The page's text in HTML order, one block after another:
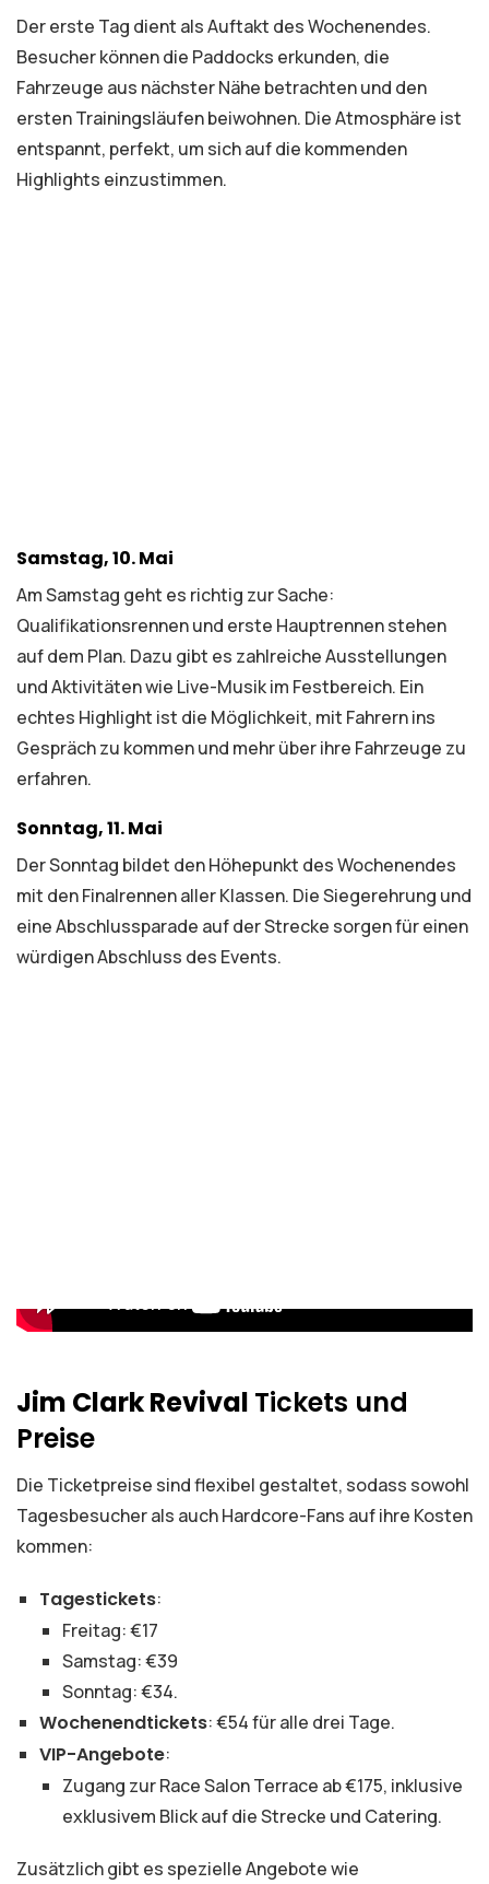
Der erste Tag dient als Auftakt des Wochenendes.
Besucher können die Paddocks erkunden, die
Fahrzeuge aus nächster Nähe betrachten und den
ersten Trainingsläufen beiwohnen. Die Atmosphäre ist
entspannt, perfekt, um sich auf die kommenden
Highlights einzustimmen.
Samstag, 10. Mai
Am Samstag geht es richtig zur Sache:
Qualifikationsrennen und erste Hauptrennen stehen
auf dem Plan. Dazu gibt es zahlreiche Ausstellungen
und Aktivitäten wie Live-Musik im Festbereich. Ein
echtes Highlight ist die Möglichkeit, mit Fahrern ins
Gespräch zu kommen und mehr über ihre Fahrzeuge zu
erfahren.
Sonntag, 11. Mai
Der Sonntag bildet den Höhepunkt des Wochenendes
mit den Finalrennen aller Klassen. Die Siegerehrung und
eine Abschlussparade auf der Strecke sorgen für einen
würdigen Abschluss des Events.
Jim Clark Revival Tickets und
Preise
Die Ticketpreise sind flexibel gestaltet, sodass sowohl
Tagesbesucher als auch Hardcore-Fans auf ihre Kosten
kommen:
Tagestickets:
Freitag: €17
Samstag: €39
Sonntag: €34.
Wochenendtickets: €54 für alle drei Tage.
VIP-Angebote:
Zugang zur Race Salon Terrace ab €175, inklusive
exklusivem Blick auf die Strecke und Catering.
Zusätzlich gibt es spezielle Angebote wie